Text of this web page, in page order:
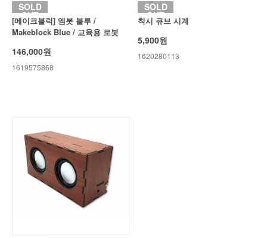
SOLD
OUT
[메이크블럭] 엠봇 블루 /
Makeblock Blue / 교육용 로봇
146,000원
1619575868
SOLD
OUT
착시 큐브 시계
5,900원
1620280113